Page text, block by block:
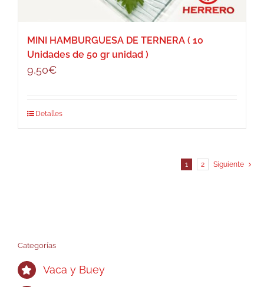
MINI HAMBURGUESA DE TERNERA ( 10
Unidades de 50 gr unidad )
9,50€
Detalles
1 2 Siguiente
Categorías
Vaca y Buey